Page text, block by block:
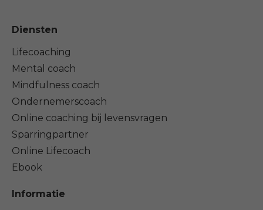
Diensten
Lifecoaching
Mental coach
Mindfulness coach
Ondernemerscoach
Online coaching bij levensvragen
Sparringpartner
Online Lifecoach
Ebook
Informatie